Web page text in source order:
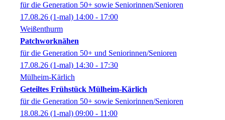
für die Generation 50+ sowie Seniorinnen/Senioren
17.08.26 (1-mal) 14:00 - 17:00
Weißenthurm
Patchworknähen
für die Generation 50+ und Seniorinnen/Senioren
17.08.26 (1-mal) 14:30 - 17:30
Mülheim-Kärlich
Geteiltes Frühstück Mülheim-Kärlich
für die Generation 50+ sowie Seniorinnen/Senioren
18.08.26 (1-mal) 09:00 - 11:00